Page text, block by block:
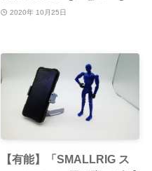
2020年 10月25日
【有能】「SMALLRIG ス